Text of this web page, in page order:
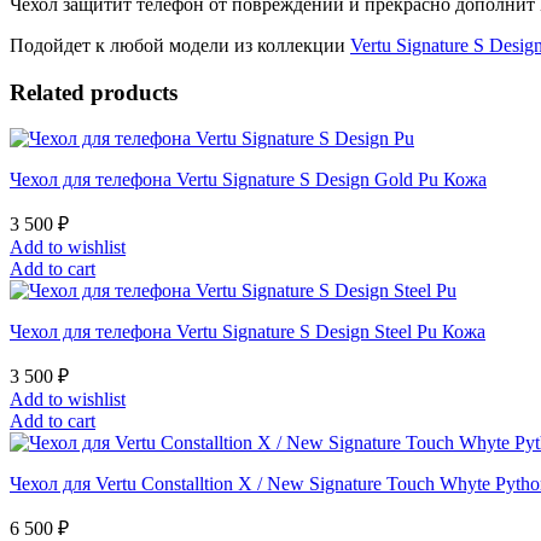
Подойдет к любой модели из коллекции Vertu Signature S Design
Related products
Чехол для телефона Vertu Signature S Design Gold Pu Кожа
3 500 ₽
Add to wishlist
Add to cart
Чехол для телефона Vertu Signature S Design Steel Pu Кожа
3 500 ₽
Add to wishlist
Add to cart
Чехол для Vertu Constalltion X / New Signature Touch Whyte
6 500 ₽